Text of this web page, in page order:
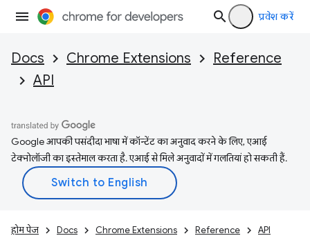
प्रवेश करें
Docs Chrome Extensions
Reference
API
Google आपकी पसंदीदा भाषा में कॉन्टेंट का अनुवाद करने के लिए, एआई
टेक्नोलॉजी का इस्तेमाल करता है. एआई से मिले अनुवादों में गलतियां हो सकती हैं.
होम पेज Docs Chrome Extensions Reference API